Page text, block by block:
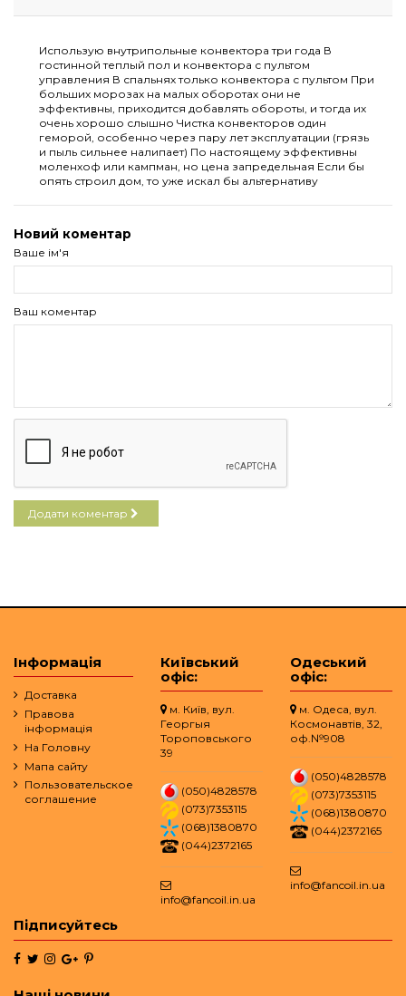
Использую внутрипольные конвектора три года В
гостинной теплый пол и конвектора с пультом
управления В спальнях только конвектора с пультом При
больших морозах на малых оборотах они не
эффективны, приходится добавлять обороты, и тогда их
очень хорошо слышно Чистка конвекторов один
геморой, особенно через пару лет эксплуатации (грязь
и пыль сильнее налипает) По настоящему эффективны
моленхоф или кампман, но цена запредельная Если бы
опять строил дом, то уже искал бы альтернативу
Новий коментар
Ваше ім'я
Ваш коментар
Додати коментар
Інформація
Доставка
Правова
інформація
На Головну
Мапа сайту
Пользовательское
соглашение
Київський
офіс:
м. Київ, вул.
Георгыя
Тороповського
39
(050)4828578
(073)7353115
(068)1380870
(044)2372165
info@fancoil.in.ua
Одеський
офіс:
м. Одеса, вул.
Космонавтів, 32,
оф.№908
(050)4828578
(073)7353115
(068)1380870
(044)2372165
info@fancoil.in.ua
Підписуйтесь